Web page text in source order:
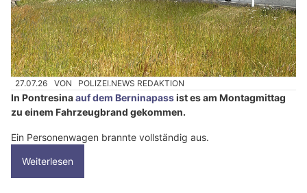
27.07.26 VON POLIZEI.NEWS REDAKTION
In Pontresinaauf dem Berninapassist es am Montagmittag
zu einem Fahrzeugbrand gekommen.
Ein Personenwagen brannte vollständig aus.
Weiterlesen